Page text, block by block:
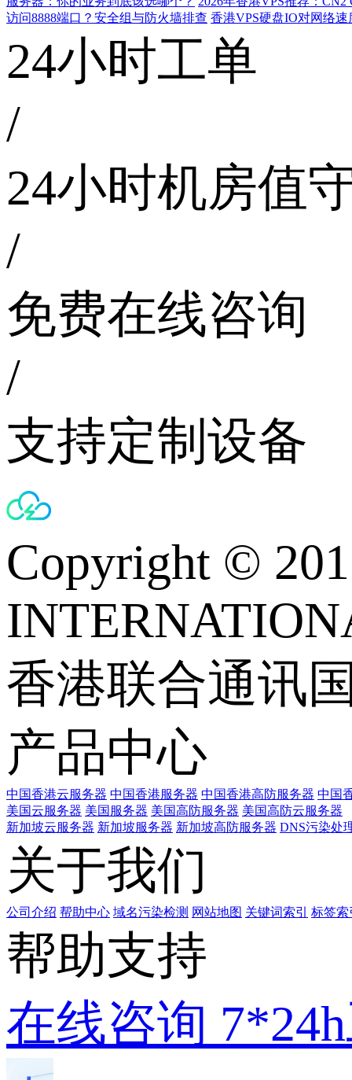
访问8888端口？安全组与防火墙排查 香港VPS硬盘IO对网络
24小时工单
/
24小时机房值
/
免费在线咨询
/
支持定制设备
Copyright ©
香港联合通讯
产品中心
中国香港云服务器 中国香港服务器 中国香港高防服务器 中国
美国云服务器 美国服务器 美国高防服务器 美国高防云服务器
新加坡云服务器 新加坡服务器 新加坡高防服务器 DNS污染处
关于我们
公司介绍 帮助中心 域名污染检测 网站地图 关键词索引 标签索
帮助支持
在线咨询